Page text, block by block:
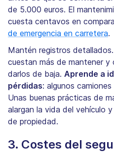
de 5.000 euros. El
cuesta centavos en
de emergencia en carretera.
Mantén registros
cuestan más de mantener
darlos de baja. Aprende a
pérdidas: algunos
Unas buenas prácticas de
alargan la vida del vehículo
de propiedad.
3. Costes del